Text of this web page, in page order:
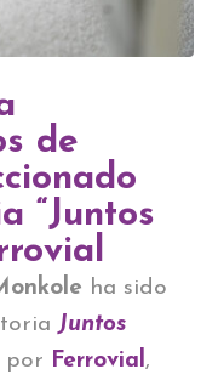
de
“Juntos
ha sido
Juntos
por Ferrovial,